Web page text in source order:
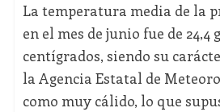
La temperatura media de la
en el mes de junio fue de 24,4
centígrados, siendo su
la Agencia Estatal de
como muy cálido, lo que